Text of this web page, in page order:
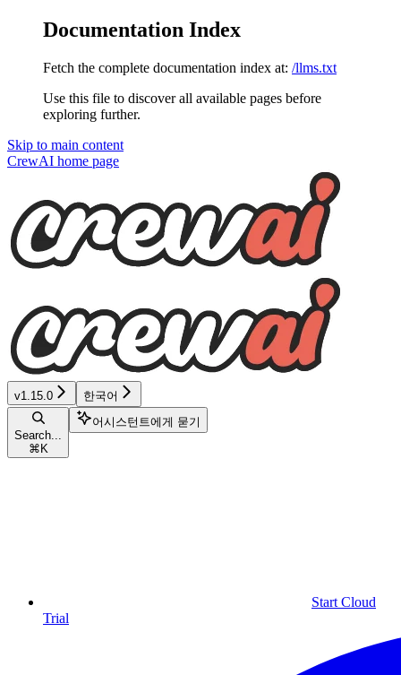
Documentation Index
Fetch the complete documentation index at: /llms.txt
Use this file to discover all available pages before
exploring further.
Skip to main content
CrewAI home page
v1.15.0 한국어
Search...
⌘ K
어시스턴트에게 묻기
Start Cloud
Trial